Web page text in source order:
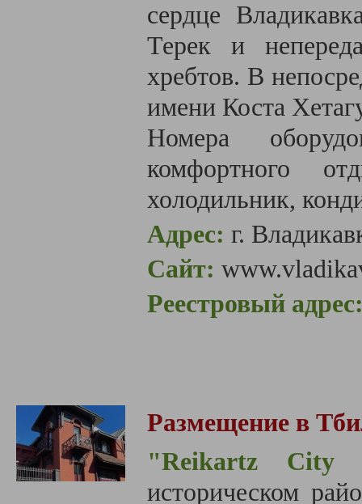
сердце
Терек и
хребтов. В
имени Коста
Номера
комфортного
холодильник,
Адрес: г.
Сайт:
Реестровый
Размещение в
"Reikartz City
историческом